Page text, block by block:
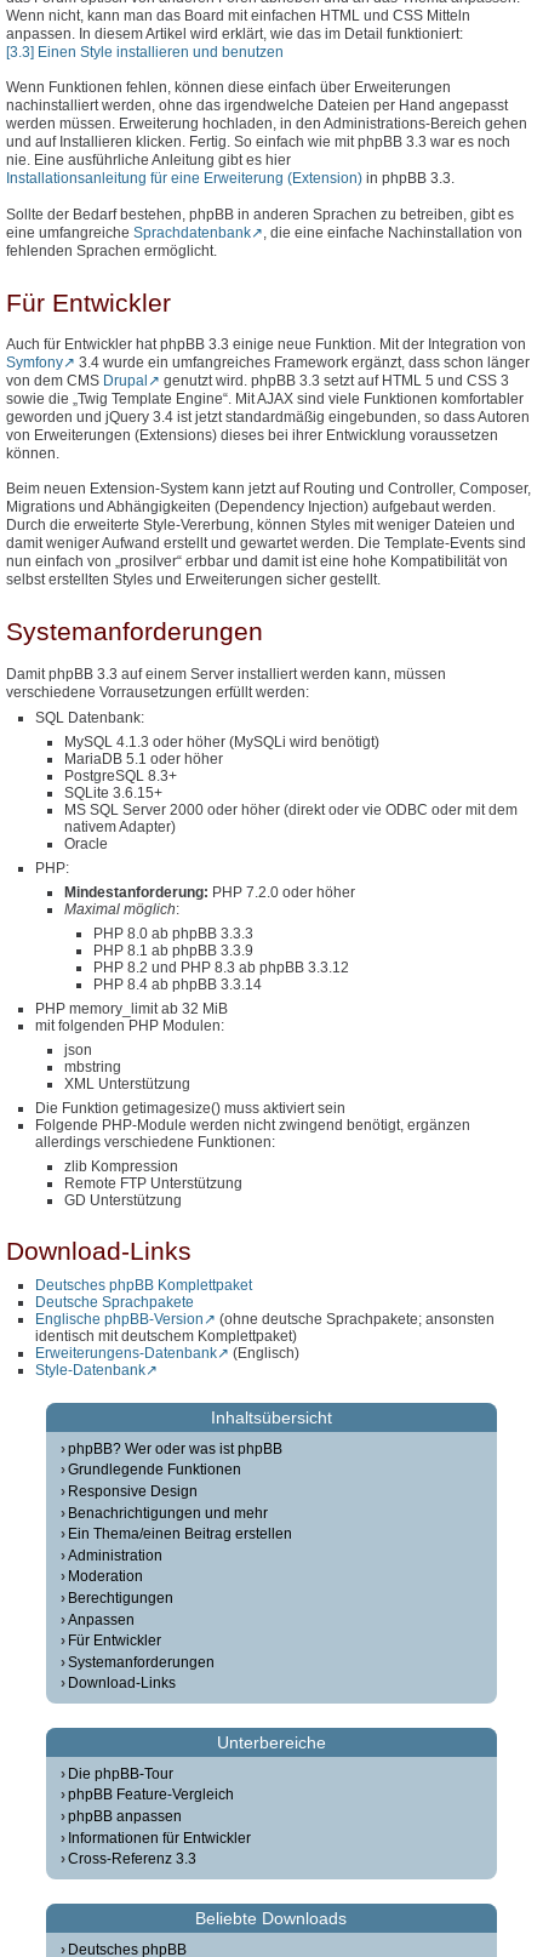
Wenn nicht, kann man das Board mit einfachen HTML und CSS Mitteln
anpassen. In diesem Artikel wird erklärt, wie das im Detail funktioniert:
[3.3] Einen Style installieren und benutzen
Wenn Funktionen fehlen, können diese einfach über Erweiterungen
nachinstalliert werden, ohne das irgendwelche Dateien per Hand angepasst
werden müssen. Erweiterung hochladen, in den Administrations-Bereich gehen
und auf Installieren klicken. Fertig. So einfach wie mit phpBB 3.3 war es noch
nie. Eine ausführliche Anleitung gibt es hier
Installationsanleitung für eine Erweiterung (Extension) in phpBB 3.3.
Sollte der Bedarf bestehen, phpBB in anderen Sprachen zu betreiben, gibt es
eine umfangreiche Sprachdatenbank
, die eine einfache Nachinstallation von
fehlenden Sprachen ermöglicht.
Für Entwickler
Auch für Entwickler hat phpBB 3.3 einige neue Funktion. Mit der Integration von
Symfony
3.4 wurde ein umfangreiches Framework ergänzt, dass schon länger
von dem CMS Drupal
genutzt wird. phpBB 3.3 setzt auf HTML 5 und CSS 3
sowie die „Twig Template Engine“. Mit AJAX sind viele Funktionen komfortabler
geworden und jQuery 3.4 ist jetzt standardmäßig eingebunden, so dass Autoren
von Erweiterungen (Extensions) dieses bei ihrer Entwicklung voraussetzen
können.
Beim neuen Extension-System kann jetzt auf Routing und Controller, Composer,
Migrations und Abhängigkeiten (Dependency Injection) aufgebaut werden.
Durch die erweiterte Style-Vererbung, können Styles mit weniger Dateien und
damit weniger Aufwand erstellt und gewartet werden. Die Template-Events sind
nun einfach von „prosilver“ erbbar und damit ist eine hohe Kompatibilität von
selbst erstellten Styles und Erweiterungen sicher gestellt.
Systemanforderungen
Damit phpBB 3.3 auf einem Server installiert werden kann, müssen
verschiedene Vorrausetzungen erfüllt werden:
SQL Datenbank:
MySQL 4.1.3 oder höher (MySQLi wird benötigt)
MariaDB 5.1 oder höher
PostgreSQL 8.3+
SQLite 3.6.15+
MS SQL Server 2000 oder höher (direkt oder vie ODBC oder mit dem
nativem Adapter)
Oracle
PHP:
Mindestanforderung: PHP 7.2.0 oder höher
Maximal möglich:
PHP 8.0 ab phpBB 3.3.3
PHP 8.1 ab phpBB 3.3.9
PHP 8.2 und PHP 8.3 ab phpBB 3.3.12
PHP 8.4 ab phpBB 3.3.14
PHP memory_limit ab 32 MiB
mit folgenden PHP Modulen:
json
mbstring
XML Unterstützung
Die Funktion getimagesize() muss aktiviert sein
Folgende PHP-Module werden nicht zwingend benötigt, ergänzen
allerdings verschiedene Funktionen:
zlib Kompression
Remote FTP Unterstützung
GD Unterstützung
Download-Links
Deutsches phpBB Komplettpaket
Deutsche Sprachpakete
Englische phpBB-Version
(ohne deutsche Sprachpakete; ansonsten
identisch mit deutschem Komplettpaket)
Erweiterungens-Datenbank
(Englisch)
Style-Datenbank
Inhaltsübersicht
phpBB? Wer oder was ist phpBB
Grundlegende Funktionen
Responsive Design
Benachrichtigungen und mehr
Ein Thema/einen Beitrag erstellen
Administration
Moderation
Berechtigungen
Anpassen
Für Entwickler
Systemanforderungen
Download-Links
Unterbereiche
Die phpBB-Tour
phpBB Feature-Vergleich
phpBB anpassen
Informationen für Entwickler
Cross-Referenz 3.3
Beliebte Downloads
Deutsches phpBB